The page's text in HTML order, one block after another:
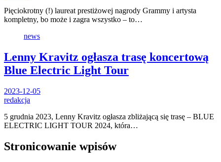
Pięciokrotny (!) laureat prestiżowej nagrody Grammy i artysta
kompletny, bo może i zagra wszystko – to…
news
Lenny Kravitz ogłasza trasę koncertową
Blue Electric Light Tour
2023-12-05
redakcja
5 grudnia 2023, Lenny Kravitz ogłasza zbliżającą się trasę – BLUE
ELECTRIC LIGHT TOUR 2024, która…
Stronicowanie wpisów